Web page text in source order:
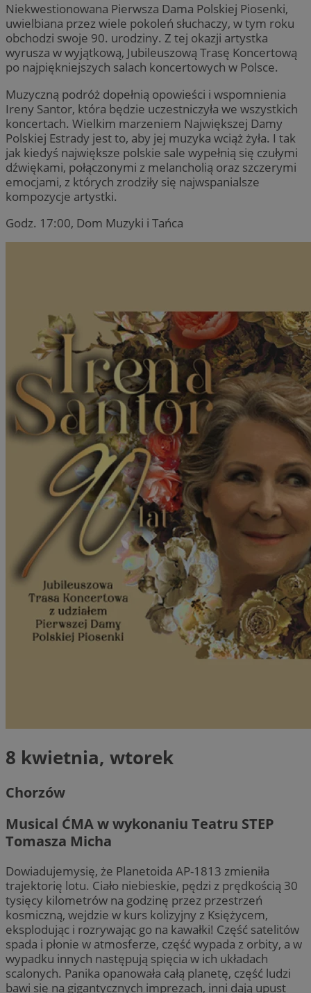
Niekwestionowana Pierwsza Dama Polskiej Piosenki,
uwielbiana przez wiele pokoleń słuchaczy, w tym roku
obchodzi swoje 90. urodziny. Z tej okazji artystka
wyrusza w wyjątkową, Jubileuszową Trasę Koncertową
po najpiękniejszych salach koncertowych w Polsce.
Muzyczną podróż dopełnią opowieści i wspomnienia
Ireny Santor, która będzie uczestniczyła we wszystkich
koncertach. Wielkim marzeniem Największej Damy
Polskiej Estrady jest to, aby jej muzyka wciąż żyła. I tak
jak kiedyś największe polskie sale wypełnią się czułymi
dźwiękami, połączonymi z melancholią oraz szczerymi
emocjami, z których zrodziły się najwspanialsze
kompozycje artystki.
Godz. 17:00, Dom Muzyki i Tańca
8 kwietnia, wtorek
Chorzów
Musical ĆMA w wykonaniu Teatru STEP
Tomasza Micha
Dowiadujemysię, że Planetoida AP-1813 zmieniła
trajektorię lotu. Ciało niebieskie, pędzi z prędkością 30
tysięcy kilometrów na godzinę przez przestrzeń
kosmiczną, wejdzie w kurs kolizyjny z Księżycem,
eksplodując i rozrywając go na kawałki! Część satelitów
spada i płonie w atmosferze, część wypada z orbity, a w
wypadku innych następują spięcia w ich układach
scalonych. Panika opanowała całą planetę, część ludzi
bawi się na gigantycznych imprezach, inni dają upust